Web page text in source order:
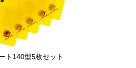
ト140型5枚セット